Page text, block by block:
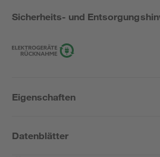
Sicherheits- und
Eigenschaften
Datenblätter